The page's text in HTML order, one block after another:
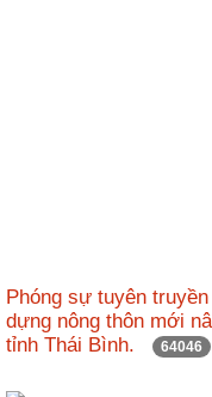
Phóng sự tuyên
dựng nông thôn mới
tỉnh Thái Bình.
64046